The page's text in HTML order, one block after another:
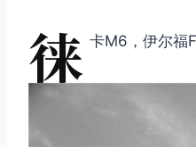
徕 卡M6，伊尔福